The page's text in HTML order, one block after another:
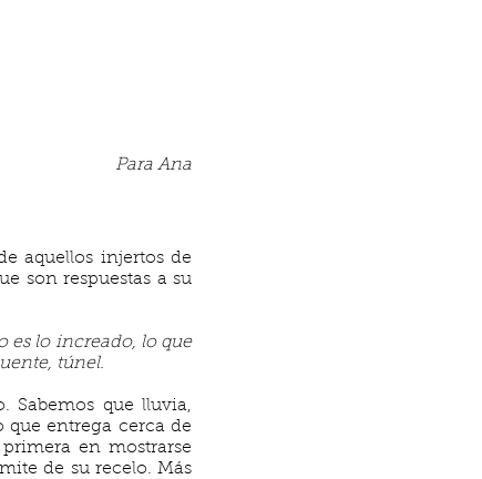
Para Ana
aquellos injertos de
son respuestas a su
es lo increado, lo que
túnel.
Sabemos que lluvia,
que entrega cerca de
en mostrarse
de su recelo. Más